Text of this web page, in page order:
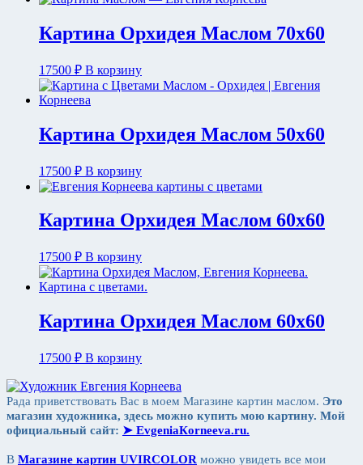
Картина Орхидея Маслом 70х60
17500 ₽ В корзину
Картина Орхидея Маслом 50х60
17500 ₽ В корзину
Картина Орхидея Маслом 60х60
17500 ₽ В корзину
Картина Орхидея Маслом 60х60
17500 ₽ В корзину
Рада приветствовать Вас в моем Магазине картин маслом. Это
магазин художника, здесь можно купить мою картину. Мой
официальный сайт: ➤ ЕvgeniaКorneeva.ru.
В Магазине картин UVIRCOLOR можно увидеть все мои